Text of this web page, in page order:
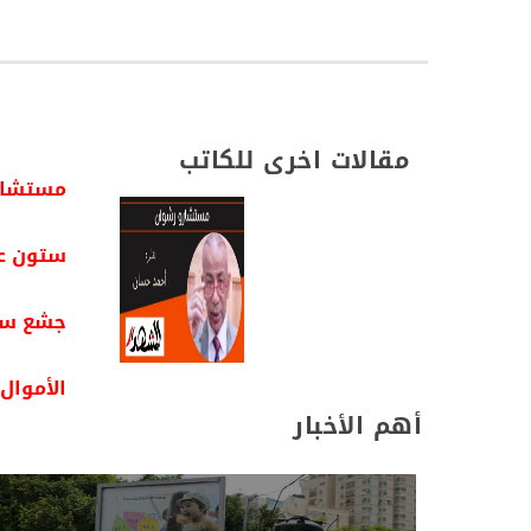
مقالات اخرى للكاتب
ستون
جشع
أهم الأخبار